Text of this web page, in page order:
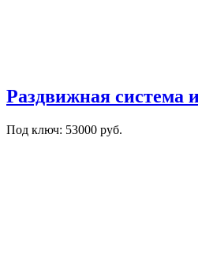
Раздвижная система
Под ключ: 53000 руб.